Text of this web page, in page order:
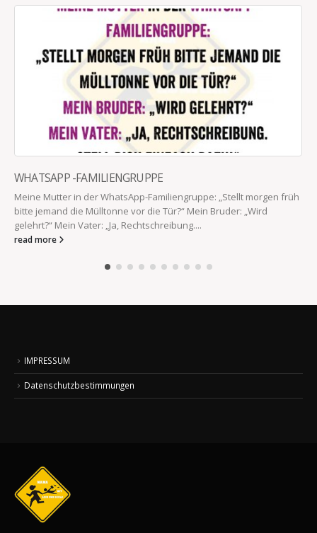
WHATSAPP -FAMILIENGRUPPE
Meine Mutter in der WhatsApp-Familiengruppe: „Stellt morgen früh
bitte jemand die Mülltonne vor die Tür?“ Mein Bruder: „Wird
gelehrt?“ Mein Vater: „Ja, Rechtschreibung....
read more
IMPRESSUM
Datenschutzbestimmungen